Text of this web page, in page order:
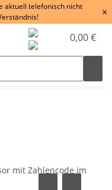
aktuell telefonisch nicht
×
0,00 €